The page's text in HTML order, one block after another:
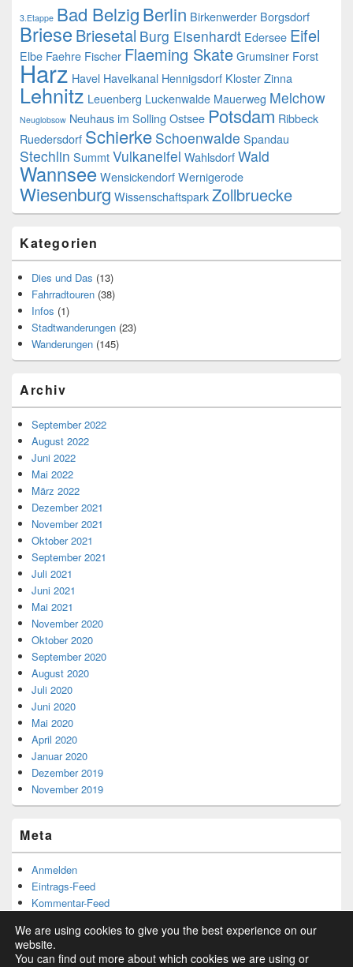
3.Etappe Bad BelzigBerlin Birkenwerder Borgsdorf
BrieseBriesetal Burg Eisenhardt Edersee Eifel
Elbe Faehre Fischer Flaeming SkateGrumsiner Forst
Harz Havel Havelkanal Hennigsdorf Kloster Zinna
Lehnitz Leuenberg Luckenwalde Mauerweg Melchow
Neuglobsow Neuhaus im Solling Ostsee Potsdam Ribbeck
Ruedersdorf Schierke Schoenwalde Spandau
Stechlin SummtVulkaneifel WahlsdorfWald
WannseeWensickendorfWernigerode
Wiesenburg WissenschaftsparkZollbruecke
Kategorien
Dies und Das (13)
Fahrradtouren (38)
Infos (1)
Stadtwanderungen (23)
Wanderungen (145)
Archiv
September 2022
August 2022
Juni 2022
Mai 2022
März 2022
Dezember 2021
November 2021
Oktober 2021
September 2021
Juli 2021
Juni 2021
Mai 2021
November 2020
Oktober 2020
September 2020
August 2020
Juli 2020
Juni 2020
Mai 2020
April 2020
Januar 2020
Dezember 2019
November 2019
Meta
Anmelden
Eintrags-Feed
Kommentar-Feed
We are using cookies to give you the best experience on our
website.
You can find out more about which cookies we are using or